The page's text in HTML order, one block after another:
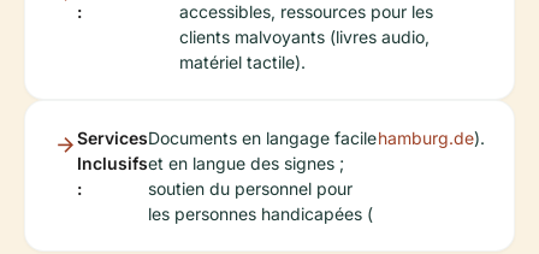
:
accessibles, ressources pour les
clients malvoyants (livres audio,
matériel tactile).
Services
Inclusifs
:
Documents en langage facile
et en langue des signes ;
soutien du personnel pour
les personnes handicapées (
hamburg.de).